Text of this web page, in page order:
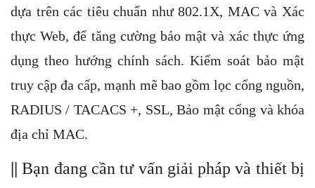
dựa trên các tiêu chuẩn như 802.1X, MAC và Xác
thực Web, để tăng cường bảo mật và xác thực ứng
dụng theo hướng chính sách. Kiểm soát bảo mật
truy cập đa cấp, mạnh mẽ bao gồm lọc cổng nguồn,
RADIUS / TACACS +, SSL, Bảo mật cổng và khóa
địa chỉ MAC.
|| Bạn đang cần tư vấn giải pháp và thiết bị